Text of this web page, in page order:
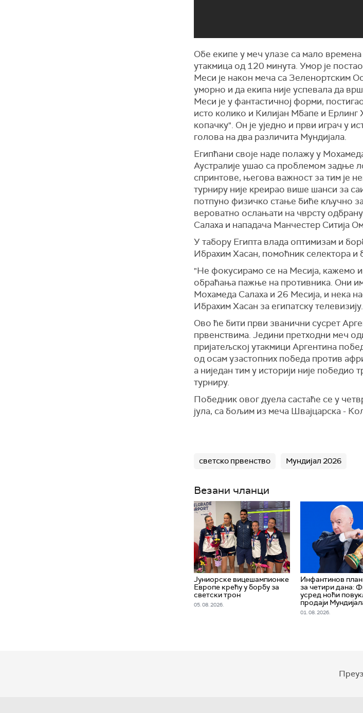
Обе екипе у меч улазе са мало
утакмица од 120 минута. Умор је
Меси је након меча са Зеленортским
уморно и да екипа није успевала да
Меси је у фантастичној форми,
исто колико и Килијан Мбапе и Ерлинг
копачку". Он је уједно и први играч у
голова на два различита Мундијала.
Египћани своје наде полажу у
Аустралије ушао са проблемом задње
спринтове, његова важност за тим је
турниру није креирао више шанси за
потпуно физичко стање биће кључно за
вероватно ослањати на чврсту
Салаха и нападача Манчестер Ситија
У табору Египта влада оптимизам и
Ибрахим Хасан, помоћник селектора и
"Не фокусирамо се на Месија, кажемо
обраћања пажње на противника. Они
Мохамеда Салаха и 26 Месија, и нека
Ибрахим Хасан за египатску телевизију.
Ово ће бити први званични сусрет
првенствима. Једини претходни меч
пријатељској утакмици Аргентина
од осам узастопних победа против
а ниједан тим у историји није победио
турниру.
Победник овог дуела састаће се у
јула, са бољим из меча Швајцарска -
светско првенство Мундијал 2026
Везани чланци
Јуниорске вицешампионке
Европе крећу у борбу за
светски трон
05. 08. 2026.
Инфантинов
за четири дана:
усред ноћи
продаји
01. 08. 2026.